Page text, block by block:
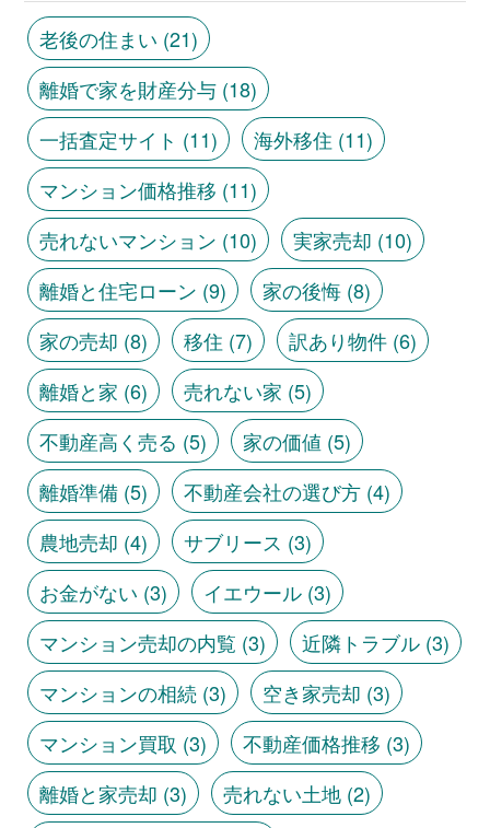
老後の住まい (21)
離婚で家を財産分与(18)
一括査定サイト (11) 海外移住 (11)
マンション価格推移 (11)
売れないマンション (10) 実家売却 (10)
離婚と住宅ローン (9) 家の後悔(8)
家の売却 (8) 移住 (7) 訳あり物件(6)
離婚と家 (6) 売れない家 (5)
不動産高く売る (5) 家の価値 (5)
離婚準備(5) 不動産会社の選び方(4)
農地売却 (4) サブリース (3)
お金がない (3) イエウール(3)
マンション売却の内覧 (3) 近隣トラブル(3)
マンションの相続(3) 空き家売却 (3)
マンション買取 (3) 不動産価格推移 (3)
離婚と家売却 (3) 売れない土地(2)